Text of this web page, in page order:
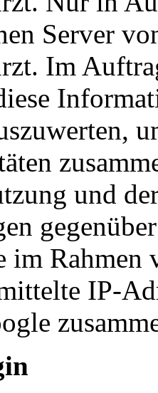
Server
Im
und
im
IP-